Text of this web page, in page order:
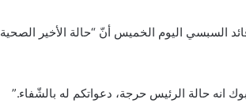
السبسي اليوم الخميس أنّ “حالة الأخير الصحية
حالة الرئيس حرجة، دعواتكم له بالشّفاء.”